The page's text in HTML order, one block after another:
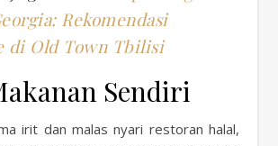
Rekomendasi
di Old Town Tbilisi
Sendiri
irit dan malas nyari restoran halal,